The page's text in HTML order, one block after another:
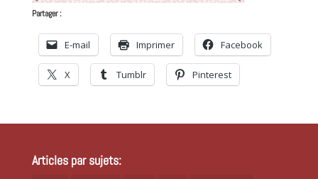
Partager :
E-mail Imprimer Facebook
X Tumblr Pinterest
Articles par sujets: